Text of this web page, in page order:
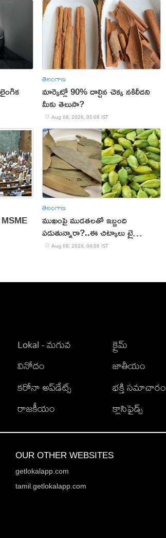
తెలంగాణ
మార్కెట్లో 90% దాల్చిన చెక్క నకిలీదని
మీకు తెలుసా?
Aug 08, 2026, 05:08 IST
తెలంగాణ
ముఖంపై ముడతలతో ఇబ్బంది
పడుతున్నారా?..ఈ చిట్కాలు ట్రై
చేయండి!
Aug 08, 2026, 04:08 IST
Lokal - మగువ
వినోదం
కరోనా అప్‌డేట్స్
రాజకీయం
క్రైమ్
జాతీయం
భక్తి సమాచారం
క్లాసిఫైడ్స్
OUR OTHER WEBSITES
getlokalapp.com
tamil.getlokalapp.com